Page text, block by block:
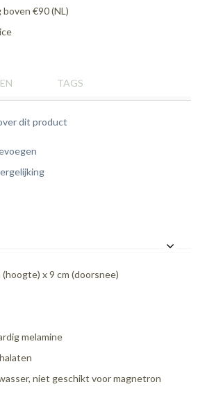
€90 (NL)
TAGS
dit product
x 9 cm (doorsnee)
melamine
niet geschikt voor magnetron